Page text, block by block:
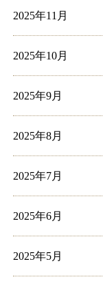
2025年11月
2025年10月
2025年9月
2025年8月
2025年7月
2025年6月
2025年5月